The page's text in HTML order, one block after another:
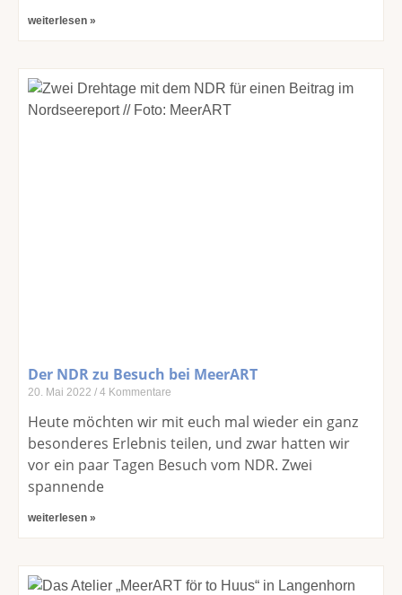
weiterlesen »
Der NDR zu Besuch bei MeerART
20. Mai 2022 4 Kommentare
Heute möchten wir mit euch mal wieder ein ganz
besonderes Erlebnis teilen, und zwar hatten wir
vor ein paar Tagen Besuch vom NDR. Zwei
spannende
weiterlesen »